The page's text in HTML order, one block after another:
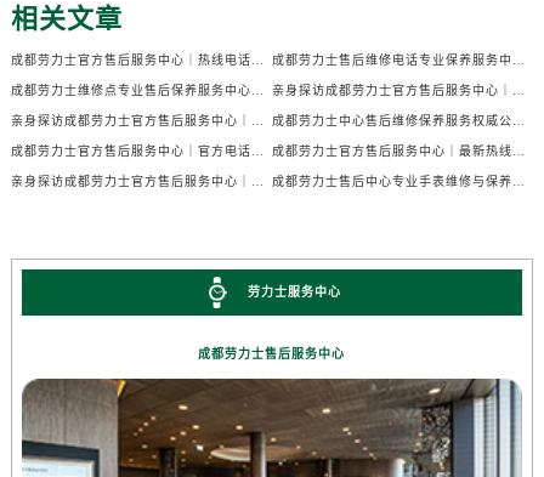
相关文章
劳力士服务中心
成都劳力士售后服务中心